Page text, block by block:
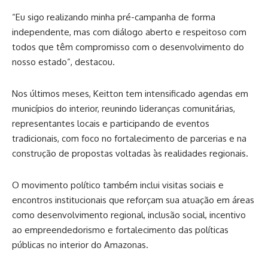
“Eu sigo realizando minha pré-campanha de forma
independente, mas com diálogo aberto e respeitoso com
todos que têm compromisso com o desenvolvimento do
nosso estado”, destacou.
Nos últimos meses, Keitton tem intensificado agendas em
municípios do interior, reunindo lideranças comunitárias,
representantes locais e participando de eventos
tradicionais, com foco no fortalecimento de parcerias e na
construção de propostas voltadas às realidades regionais.
O movimento político também inclui visitas sociais e
encontros institucionais que reforçam sua atuação em áreas
como desenvolvimento regional, inclusão social, incentivo
ao empreendedorismo e fortalecimento das políticas
públicas no interior do Amazonas.